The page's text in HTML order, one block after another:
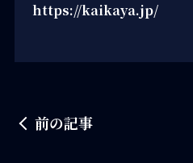
https://kaikaya.jp/
前の記事